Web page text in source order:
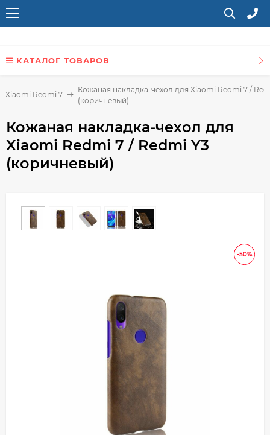
КАТАЛОГ ТОВАРОВ
Xiaomi Redmi 7
Кожаная накладка-чехол для Xiaomi Redmi 7 /
(коричневый)
Кожаная накладка-чехол для
Xiaomi Redmi 7 / Redmi Y3
(коричневый)
-50%